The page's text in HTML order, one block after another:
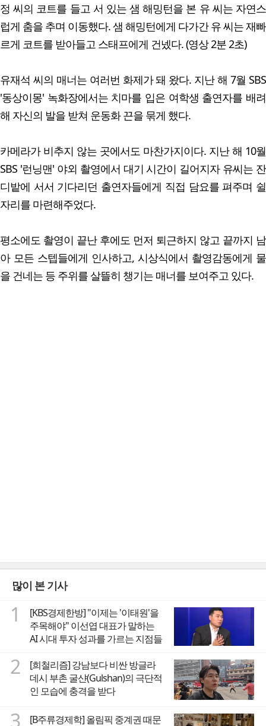
정 씨의 코트를 들고 서 있는 샘 해밍턴을 본 유 씨는 자연스
럽게 춤을 추며 이동했다. 샘 해밍턴에게 다가간 유 씨는 재빠
르게 코트를 받아들고 스태프에게 건넸다. (영상 2분 2초)
유재석 씨의 매너는 여러번 화제가 돼 왔다. 지난 해 7월 SBS
'동상이몽' 녹화장에서는 치마를 입은 여학생 출연자를 배려
해 자신의 발을 받쳐 운동화 끈을 묶게 했다.
카메라가 비추지 않는 곳에서도 마찬가지이다. 지난 해 10월
SBS '런닝맨' 야외 촬영에서 대기 시간이 길어지자 유씨는 잔
디밭에 서서 기다리던 출연자들에게 직접 담요를 펴주며 쉴
자리를 마련해주었다.
평소에도 촬영이 끝난 후에도 먼저 퇴근하지 않고 끝까지 남
아 모든 스텝들에게 인사하고, 시상식에서 촬영감동에게 물
을 건네는 등 주위를 살뜰히 챙기는 매너를 보여주고 있다.
많이 본 기사
1
[KBS경제한방] "이제는 '이태원'을
주목해야" 이선엽 대표가 말하는
AI 시대 투자 성과를 가르는 지점들
2
[희철리즘] 강남보다 비싼 방글라
데시 부촌 굴샨(Gulshan)의 극단적
인 모습에 충격을 받다
3
[B주류경제학] 올림픽 중계권 때문